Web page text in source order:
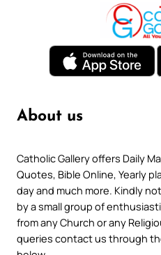
About us
Catholic Gallery offers Daily
Quotes, Bible Online, Yearly
day and much more. Kindly
by a small group of
from any Church or any
queries contact us through